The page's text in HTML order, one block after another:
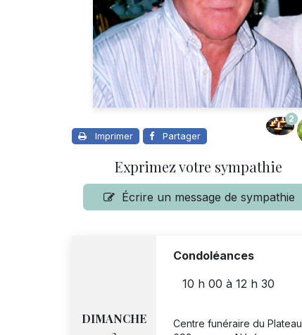
Imprimer Partager
2
Exprimez votre sympathie
Écrire un message de sympathie
DIMANCHE
Condoléances
10 h 00 à 12 h 30
Centre funéraire du Plateau